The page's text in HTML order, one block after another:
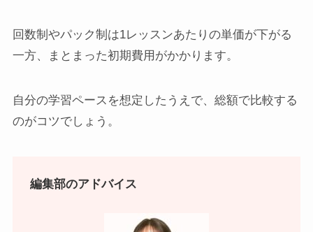
回数制やパック制は1レッスンあたりの単価が下がる
一方、まとまった初期費用がかかります。
自分の学習ペースを想定したうえで、総額で比較する
のがコツでしょう。
編集部のアドバイス